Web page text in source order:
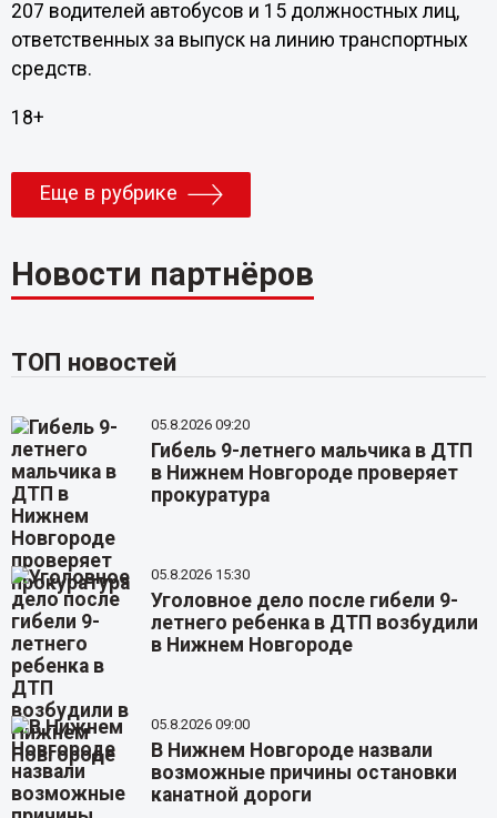
207 водителей автобусов и 15 должностных лиц,
ответственных за выпуск на линию транспортных
средств.
18+
Еще в рубрике
Новости партнёров
ТОП новостей
05.8.2026 09:20
Гибель 9-летнего мальчика в ДТП
в Нижнем Новгороде проверяет
прокуратура
05.8.2026 15:30
Уголовное дело после гибели 9-
летнего ребенка в ДТП возбудили
в Нижнем Новгороде
05.8.2026 09:00
В Нижнем Новгороде назвали
возможные причины остановки
канатной дороги